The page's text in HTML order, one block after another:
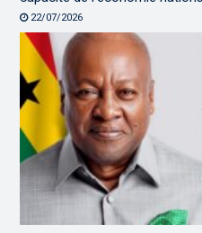
22/07/2026